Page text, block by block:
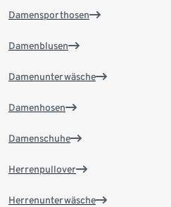
Damensporthosen
Damenblusen
Damenunterwäsche
Damenhosen
Damenschuhe
Herrenpullover
Herrenunterwäsche